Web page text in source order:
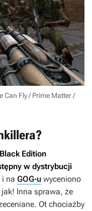
Can Fly / Prime Matter /
Edition
w dystrybucji
i na GOG-u wyceniono
Inna sprawa, że
Ot chociażby